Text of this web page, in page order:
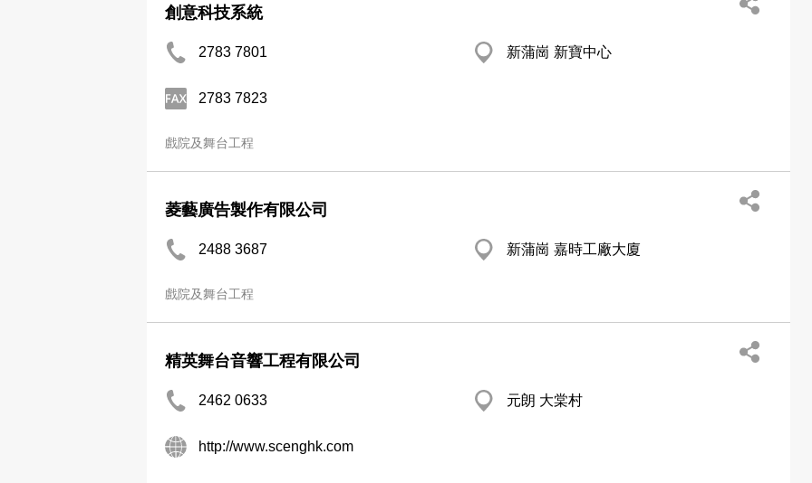
創意科技系統
2783 7801 新蒲崗 新寶中心
2783 7823
戲院及舞台工程
菱藝廣告製作有限公司
2488 3687 新蒲崗 嘉時工廠大廈
戲院及舞台工程
精英舞台音響工程有限公司
2462 0633 元朗 大棠村
http://www.scenghk.com